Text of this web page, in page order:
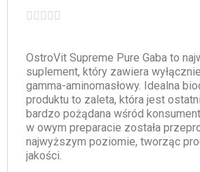
    
OstroVit Supreme Pure Gaba to
suplement, który zawiera
gamma-aminomasłowy. Idealna
produktu to zaleta, która jest
bardzo pożądana wśród
w owym preparacie została
najwyższym poziomie, tworząc
jakości.